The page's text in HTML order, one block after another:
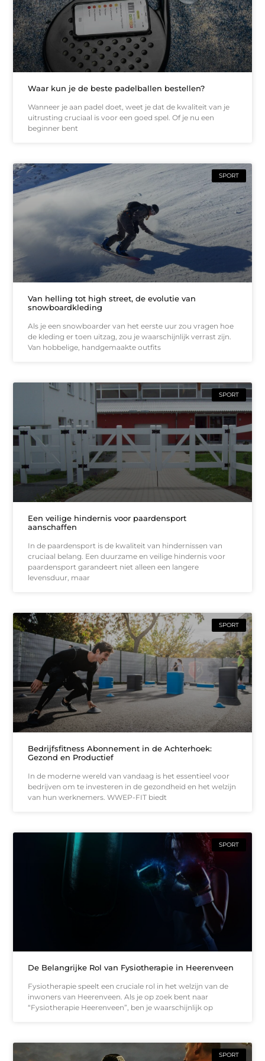
Waar kun je de beste padelballen bestellen?
Wanneer je aan padel doet, weet je dat de kwaliteit van je
uitrusting cruciaal is voor een goed spel. Of je nu een
beginner bent
SPORT
Van helling tot high street, de evolutie van
snowboardkleding
Als je een snowboarder van het eerste uur zou vragen hoe
de kleding er toen uitzag, zou je waarschijnlijk verrast zijn.
Van hobbelige, handgemaakte outfits
SPORT
Een veilige hindernis voor paardensport
aanschaffen
In de paardensport is de kwaliteit van hindernissen van
cruciaal belang. Een duurzame en veilige hindernis voor
paardensport garandeert niet alleen een langere
levensduur, maar
SPORT
Bedrijfsfitness Abonnement in de Achterhoek:
Gezond en Productief
In de moderne wereld van vandaag is het essentieel voor
bedrijven om te investeren in de gezondheid en het welzijn
van hun werknemers. WWEP-FIT biedt
SPORT
De Belangrijke Rol van Fysiotherapie in Heerenveen
Fysiotherapie speelt een cruciale rol in het welzijn van de
inwoners van Heerenveen. Als je op zoek bent naar
“Fysiotherapie Heerenveen”, ben je waarschijnlijk op
SPORT